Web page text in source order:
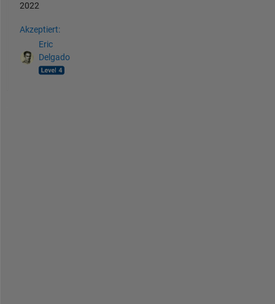
2022
Akzeptiert:
Eric
Delgado